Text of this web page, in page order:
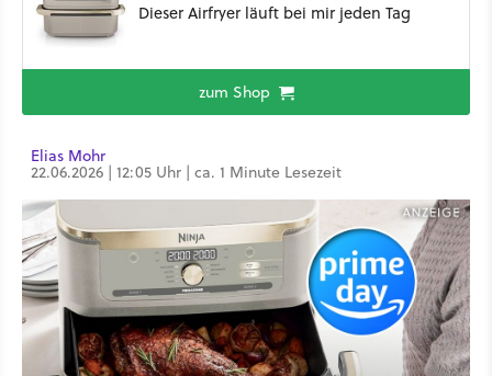
Dieser Airfryer läuft bei mir jeden Tag
zum Shop
Elias Mohr
22.06.2026 | 12:05 Uhr | ca. 1 Minute Lesezeit